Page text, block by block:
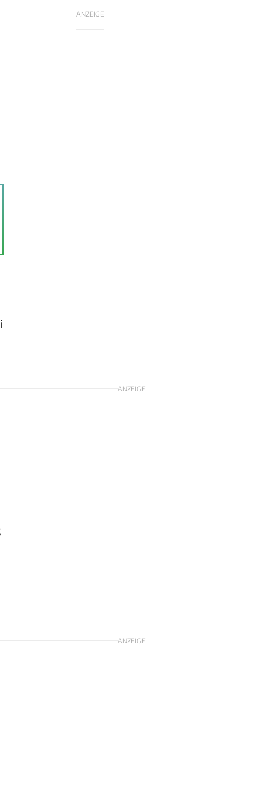
ANZEIGE
ANZEIGE
ANZEIGE